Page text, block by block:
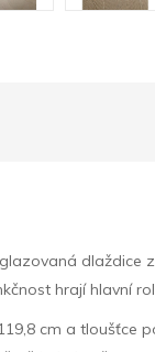
hrají hlavní
cm a tloušťce